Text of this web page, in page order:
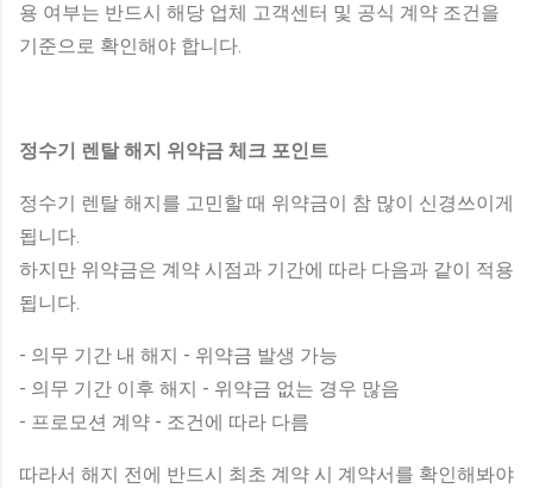
용 여부는 반드시 해당 업체 고객센터 및 공식 계약 조건을
기준으로 확인해야 합니다.
정수기 렌탈 해지 위약금 체크 포인트
정수기 렌탈 해지를 고민할 때 위약금이 참 많이 신경쓰이게
됩니다.
하지만 위약금은 계약 시점과 기간에 따라 다음과 같이 적용
됩니다.
- 의무 기간 내 해지 - 위약금 발생 가능
- 의무 기간 이후 해지 - 위약금 없는 경우 많음
- 프로모션 계약 - 조건에 따라 다름
따라서 해지 전에 반드시 최초 계약 시 계약서를 확인해봐야